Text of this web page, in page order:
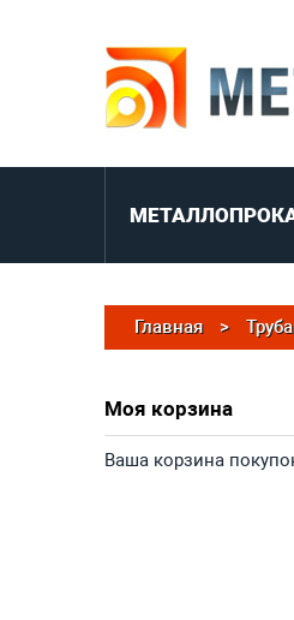
Главная > Труба
Моя корзина
Ваша корзина